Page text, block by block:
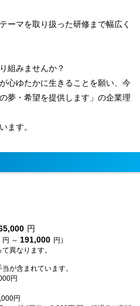
ーマを取り扱った研修まで幅広く
組みませんか？
心ゆたかに生きることを願い、今
夢・希望を提供します」の企業理
ます。
円
円 ～ 191,000 円）
異なります。
が含まれています。
円
円